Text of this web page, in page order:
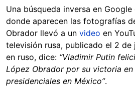
Una búsqueda inversa en
donde aparecen las fotografías
Obrador llevó a un video en
televisión rusa, publicado el 2
en ruso, dice: “Vladimir Putin
López Obrador por su victoria
presidenciales en México”.